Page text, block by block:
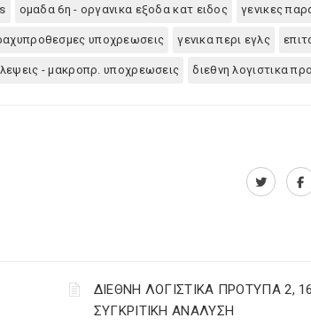
ομαδα 6η - οργανικα εξοδα κατ ειδος γενικες
υποχρεωσεις γενικα περι εγλς
- μακροπρ. υποχρεωσεις διεθνη λογιστικα
ΔΙΕΘΝΗ ΛΟΓΙΣΤΙΚΑ ΠΡΟΤΥΠΑ 2,
ΣΥΓΚΡΙΤΙΚΗ ΑΝΑΛΥΣΗ